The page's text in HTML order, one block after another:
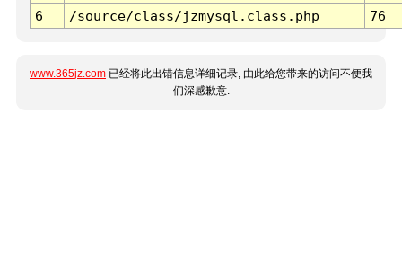
6
/source/class/jzmysql.class.php 76
www.365jz.com 已经将此出错信息详细记录, 由此给您带来的访问不便我
们深感歉意.